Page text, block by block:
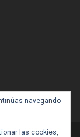
navegando
las cookies,